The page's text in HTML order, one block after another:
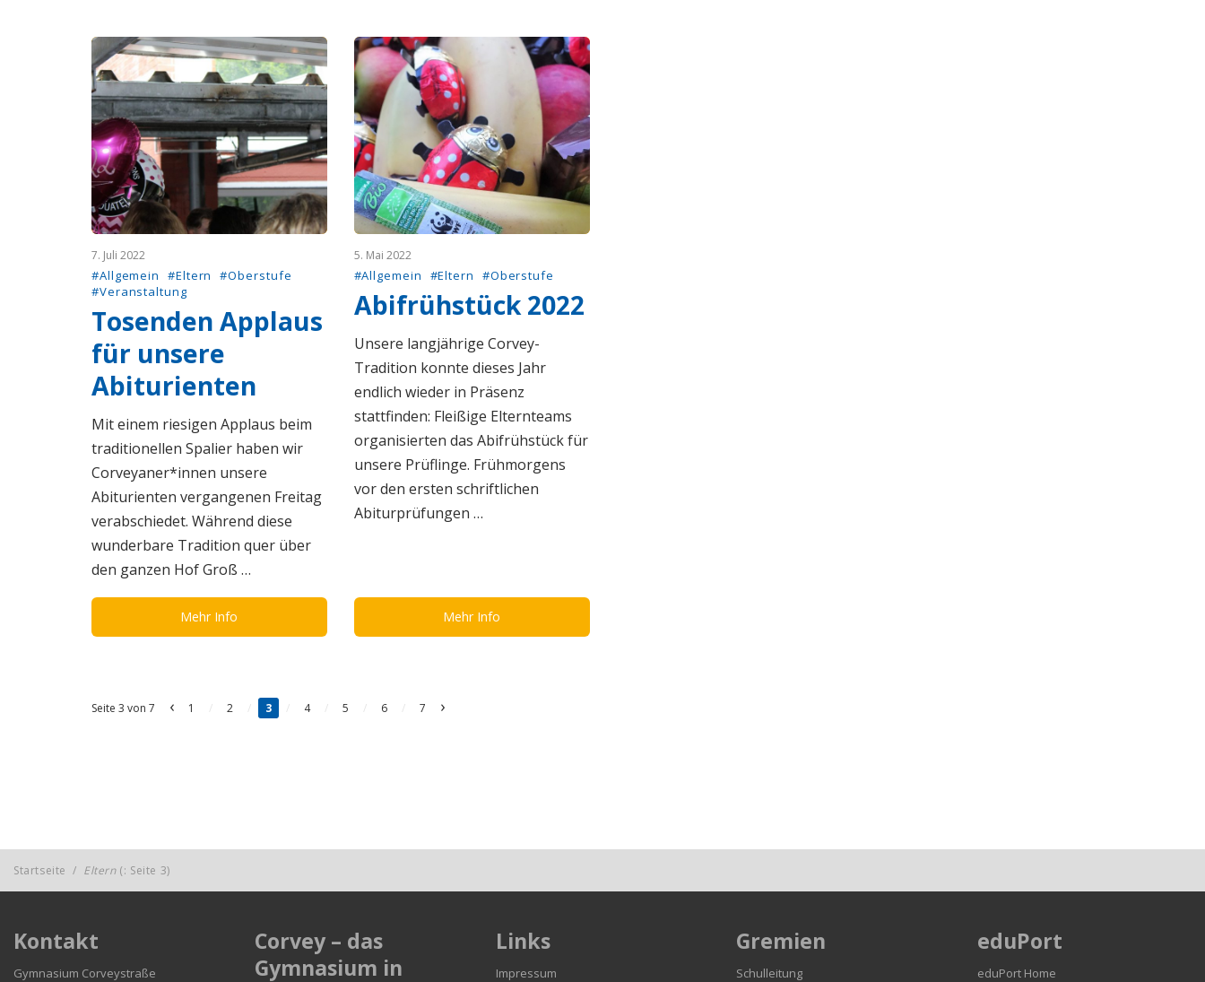
7. Juli 2022
#Allgemein #Eltern
#Oberstufe
#Veranstaltung
Tosenden Applaus
für unsere
Abiturienten
Mit einem riesigen Applaus beim
traditionellen Spalier haben wir
Corveyaner*innen unsere
Abiturienten vergangenen Freitag
verabschiedet. Während diese
wunderbare Tradition quer über
den ganzen Hof Groß …
Mehr Info
5. Mai 2022
#Allgemein #Eltern #Oberstufe
Abifrühstück 2022
Unsere langjährige Corvey-
Tradition konnte dieses Jahr
endlich wieder in Präsenz
stattfinden: Fleißige Elternteams
organisierten das Abifrühstück für
unsere Prüflinge. Frühmorgens
vor den ersten schriftlichen
Abiturprüfungen …
Mehr Info
Seite 3 von 7 ‹ 1 2 3 4 5 6 7 ›
Startseite / Eltern(: Seite 3)
Kontakt
Gymnasium Corveystraße
Corvey – das
Gymnasium in
Links
Impressum
Gremien
Schulleitung
eduPort
eduPort Home